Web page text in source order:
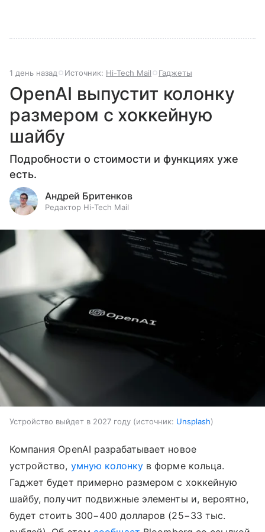
1 день назад Источник: Hi-Tech Mail Гаджеты
OpenAI выпустит колонку
размером с хоккейную
шайбу
Подробности о стоимости и функциях уже
есть.
Андрей Бритенков
Редактор Hi-Tech Mail
Устройство выйдет в 2027 году источник: Unsplash
Компания OpenAI разрабатывает новое
устройство, умную колонку в форме кольца.
Гаджет будет примерно размером с хоккейную
шайбу, получит подвижные элементы и, вероятно,
будет стоить 300−400 долларов (25−33 тыс.